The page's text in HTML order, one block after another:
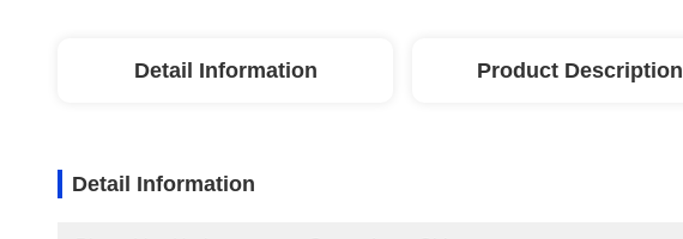
Detail Information Product Description
Detail Information